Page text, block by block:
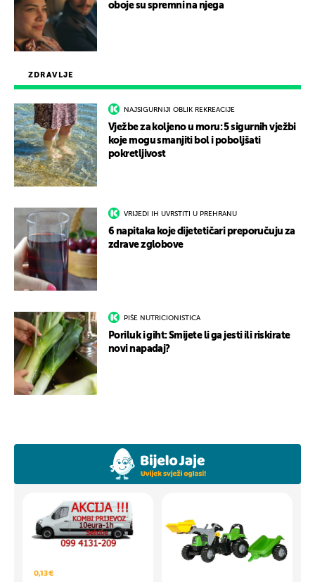
ZDRAVLJE
NAJSIGURNIJI OBLIK REKREACIJE
Vježbe za koljeno u moru: 5 sigurnih vježbi
koje mogu smanjiti bol i poboljšati
pokretljivost
VRIJEDI IH UVRSTITI U PREHRANU
6 napitaka koje dijetetičari preporučuju za
zdrave zglobove
PIŠE NUTRICIONISTICA
Poriluk i giht: Smijete li ga jesti ili riskirate
novi napadaj?
oboje su spremni na njega
0,13 €